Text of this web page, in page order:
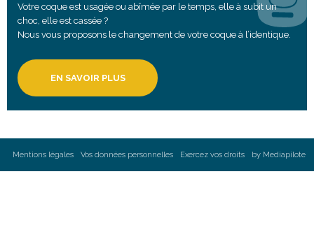
Votre coque est usagée ou abîmée par le temps, elle à subit un
choc, elle est cassée ?
Nous vous proposons le changement de votre coque à l’identique.
EN SAVOIR PLUS
Mentions légales Vos données personnelles Exercez vos droits by Mediapilote